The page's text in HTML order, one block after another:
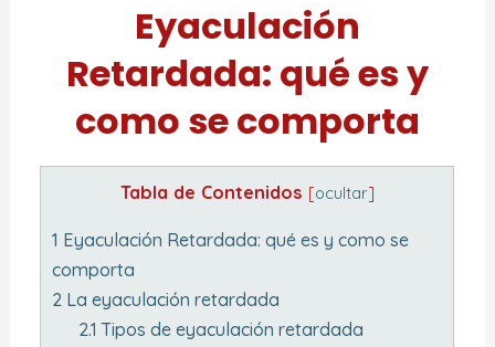
Eyaculación
Retardada: qué es y
como se comporta
Tabla de Contenidos [ocultar]
1 Eyaculación Retardada: qué es y como se
comporta
2 La eyaculación retardada
2.1 Tipos de eyaculación retardada